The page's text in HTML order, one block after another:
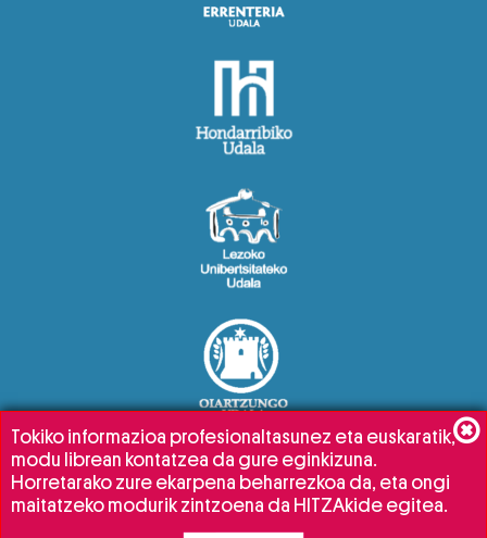
Tokiko informazioa profesionaltasunez eta euskaratik,
modu librean kontatzea da gure eginkizuna.
Horretarako zure ekarpena beharrezkoa da, eta ongi
maitatzeko modurik zintzoena da HITZAkide egitea.